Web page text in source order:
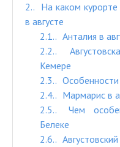
2.
На каком
в августе
2.1.
Анталия в
2.2.
Кемере
2.3.
2.4.
Мармарис в
2.5.
Чем
Белеке
2.6.